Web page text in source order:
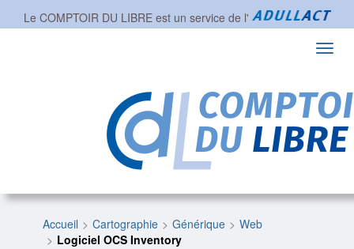
Le COMPTOIR DU LIBRE est un service de l'
Accueil Cartographie Générique
Web
Logiciel OCS Inventory